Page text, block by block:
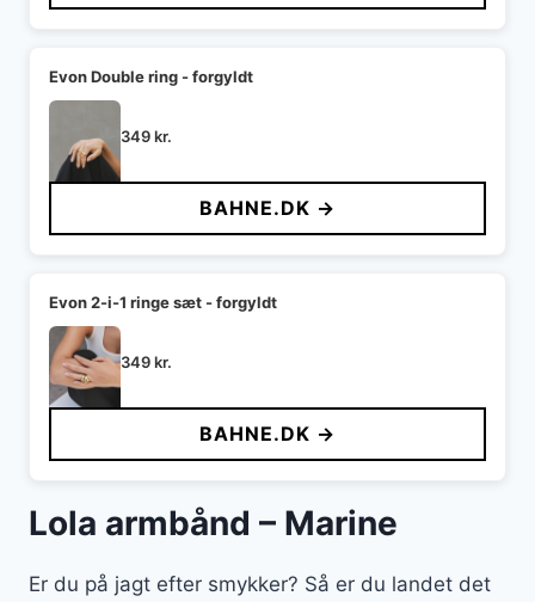
Evon Double ring - forgyldt
349kr.
BAHNE.DK →
Evon 2-i-1 ringe sæt - forgyldt
349kr.
BAHNE.DK →
Lola armbånd – Marine
Er du på jagt efter smykker? Så er du landet det